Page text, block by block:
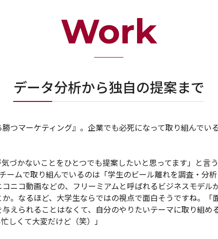
Work
データ分析から独自の提案まで
つマーケティング』。企業でも必死になって取り組んでい
づかないことをひとつでも提案したいと思ってます」と言
ームで取り組んでいるのは「学生のビール離れを調査・分
ニコ動画などの、フリーミアムと呼ばれるビジネスモデル
。なるほど、大学生ならではの視点で面白そうですね。「
えられることはなくて、自分のやりたいテーマに取り組め
しくて大変だけど（笑）」